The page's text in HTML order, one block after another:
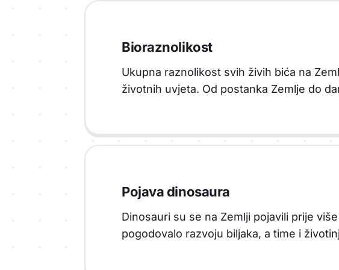
Bioraznolikost
Ukupna raznolikost svih živih bića na
životnih uvjeta. Od postanka Zemlje do
Pojava dinosaura
Dinosauri su se na Zemlji pojavili prije
pogodovalo razvoju biljaka, a time i